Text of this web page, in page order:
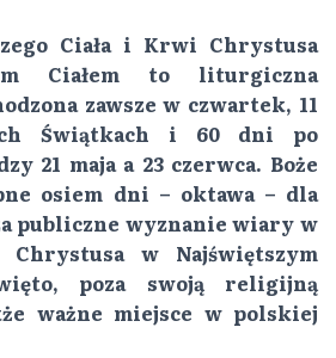
J
Ę
Ciała i Krwi Chrystusa
Ciałem to liturgiczna
zawsze w czwartek, 11
Świątkach i 60 dni po
21 maja a 23 czerwca. Boże
osiem dni – oktawa – dla
publiczne wyznanie wiary w
Chrystusa w Najświętszym
poza swoją religijną
ważne miejsce w polskiej